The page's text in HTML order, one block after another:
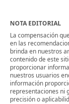
NOTA EDITORIAL
La compensación
en las
brinda en nuestros
contenido de este
proporcionar
nuestros usuarios
información
representaciones ni
precisión o